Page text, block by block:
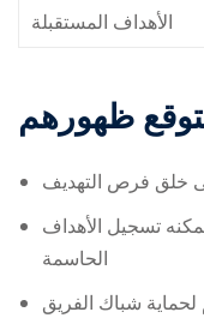
الأهداف المستقبلة
ظهورهم
خلق فرص التهديف
تسجيل الأهداف
الحاسمة
شباك الفريق